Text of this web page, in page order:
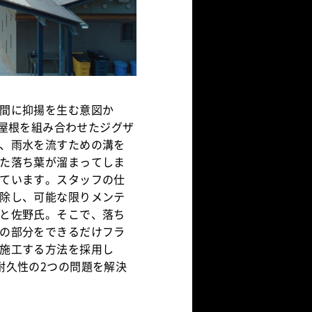
に抑揚を生む意図か
を組み合わせたジグザ
雨水を流すための溝を
落ち葉が溜まってしま
います。スタッフの仕
し、可能な限りメンテ
佐野氏。そこで、落ち
部分をできるだけフラ
工する方法を採用し
久性の2つの問題を解決